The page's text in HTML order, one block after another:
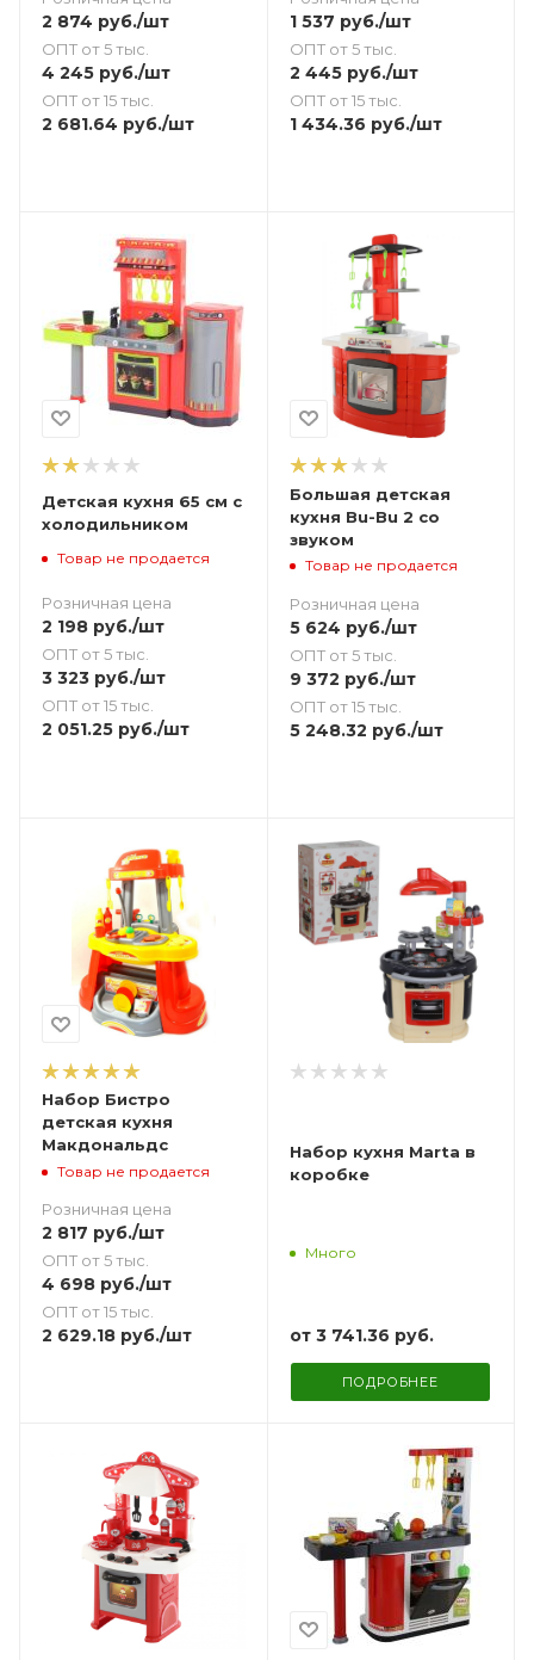
2 874 руб./шт
ОПТ от 5 тыс.
4 245 руб./шт
ОПТ от 15 тыс.
2 681.64 руб./шт
1 537 руб./шт
ОПТ от 5 тыс.
2 445руб./шт
ОПТ от 15 тыс.
1 434.36 руб./шт
Детская кухня 65 см с
холодильником
Товар не продается
Розничная цена
2 198 руб./шт
ОПТ от 5 тыс.
3 323 руб./шт
ОПТ от 15 тыс.
2 051.25 руб./шт
Большая детская
кухня Bu-Bu 2 со
звуком
Товар не продается
Розничная цена
5 624 руб./шт
ОПТ от 5 тыс.
9 372 руб./шт
ОПТ от 15 тыс.
5 248.32 руб./шт
Набор Бистро
детская кухня
Макдональдс
Товар не продается
Розничная цена
2 817 руб./шт
ОПТ от 5 тыс.
4 698 руб./шт
ОПТ от 15 тыс.
2 629.18 руб./шт
Набор кухня Marta в
коробке
Много
от 3 741.36 руб.
ПОДРОБНЕЕ